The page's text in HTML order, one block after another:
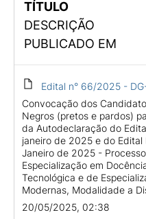
TÍTULO
DESCRIÇÃO
PUBLICADO EM
Edital n° 66/2025 -
Convocação dos
Negros (pretos e pardos)
da Autodeclaração do
janeiro de 2025 e do
Janeiro de 2025 -
Especialização em
Tecnológica e de
Modernas, Modalidade a
20/05/2025, 02:38